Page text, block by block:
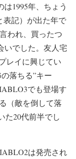
1995年、ちょう
記）が出た年で
われ、買ったつ
いでした。友人宅
レイに興じてい
落ちる”キー
でも登場す
（敵を倒して落
た20代前半でし
は発売され